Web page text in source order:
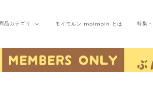
品カテゴリ モイモルン moimoln とは 特集・